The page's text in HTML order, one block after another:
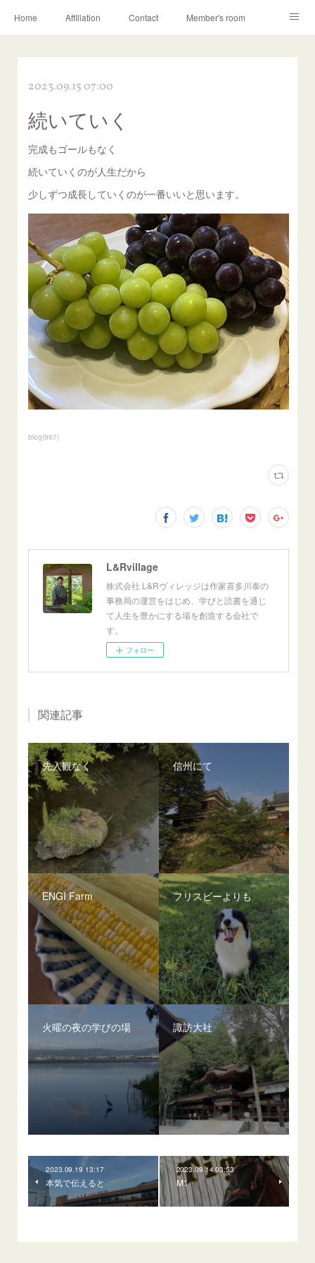
Home Affiliation Contact Member's room
2023.09.15 07:00
続いていく
完成もゴールもなく
続いていくのが人生だから
少しずつ成長していくのが一番いいと思います。
blog(997)
L&Rvillage
株式会社 L&Rヴィレッジは作家喜多川泰の
事務局の運営をはじめ、学びと読書を通じ
て人生を豊かにする場を創造する会社で
す。
フォロー
関連記事
先入観なく 信州にて
ENGI Farm フリスビーよりも
火曜の夜の学びの場 諏訪大社
2023.09.19 13:17
本気で伝えると
2023.09.14 03:53
M1